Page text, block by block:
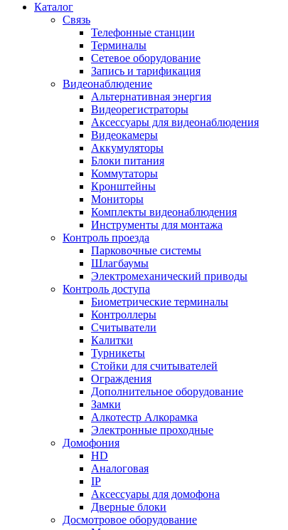
Каталог
Связь
Телефонные станции
Терминалы
Сетевое оборудование
Запись и тарификация
Видеонаблюдение
Альтернативная энергия
Видеорегистраторы
Аксессуары для видеонаблюдения
Видеокамеры
Аккумуляторы
Блоки питания
Коммутаторы
Кронштейны
Мониторы
Комплекты видеонаблюдения
Инструменты для монтажа
Контроль проезда
Парковочные системы
Шлагбаумы
Электромеханический приводы
Контроль доступа
Биометрические терминалы
Контроллеры
Считыватели
Калитки
Турникеты
Стойки для считывателей
Ограждения
Дополнительное оборудование
Замки
Алкотестр Алкорамка
Электронные проходные
Домофония
HD
Аналоговая
IP
Аксессуары для домофона
Дверные блоки
Досмотровое оборудование